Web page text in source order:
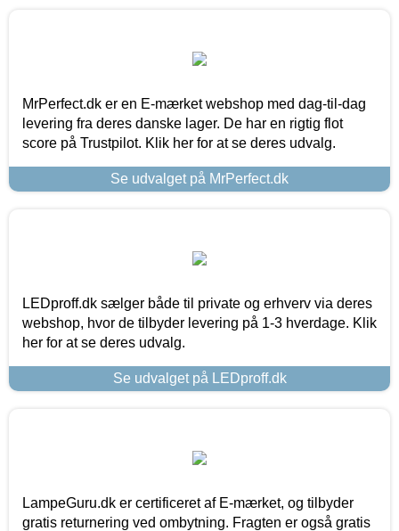
MrPerfect.dk er en E-mærket webshop med dag-til-dag
levering fra deres danske lager. De har en rigtig flot
score på Trustpilot. Klik her for at se deres udvalg.
Se udvalget på MrPerfect.dk
LEDproff.dk sælger både til private og erhverv via deres
webshop, hvor de tilbyder levering på 1-3 hverdage. Klik
her for at se deres udvalg.
Se udvalget på LEDproff.dk
LampeGuru.dk er certificeret af E-mærket, og tilbyder
gratis returnering ved ombytning. Fragten er også gratis